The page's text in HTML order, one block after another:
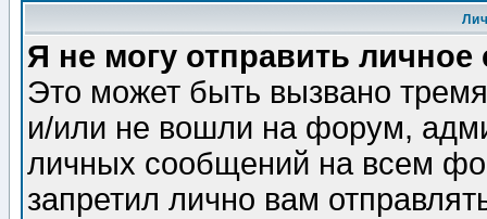
Я не могу отправить
Это может быть вызвано
и/или не вошли на форум,
личных сообщений на всем
запретил лично вам